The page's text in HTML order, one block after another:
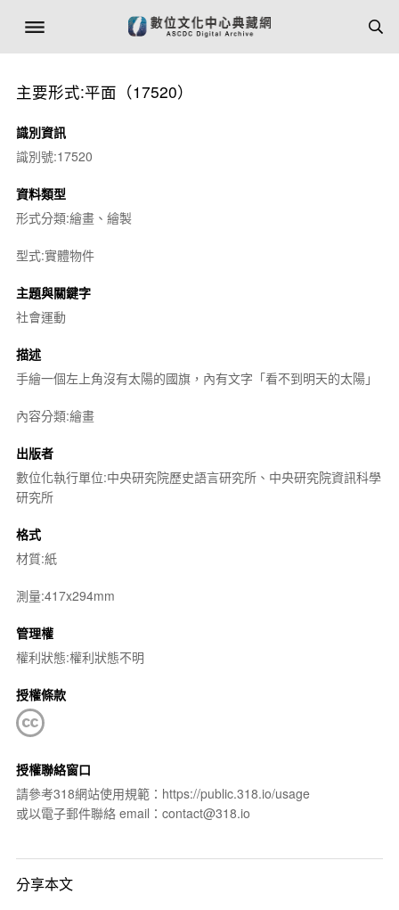
主要形式:平面（17520）
識別資訊
識別號:17520
資料類型
形式分類:繪畫、繪製
型式:實體物件
主題與關鍵字
社會運動
描述
手繪一個左上角沒有太陽的國旗，內有文字「看不到明天的太陽」
內容分類:繪畫
出版者
數位化執行單位:中央研究院歷史語言研究所、中央研究院資訊科學
研究所
格式
材質:紙
測量:417x294mm
管理權
權利狀態:權利狀態不明
授權條款
授權聯絡窗口
請參考318網站使用規範：https://public.318.io/usage
或以電子郵件聯絡 email：contact@318.io
分享本文